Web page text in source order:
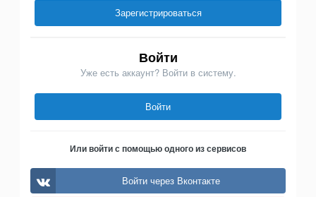
Зарегистрироваться
Войти
Уже есть аккаунт? Войти в систему.
Войти
Или войти с помощью одного из сервисов
Войти через Вконтакте